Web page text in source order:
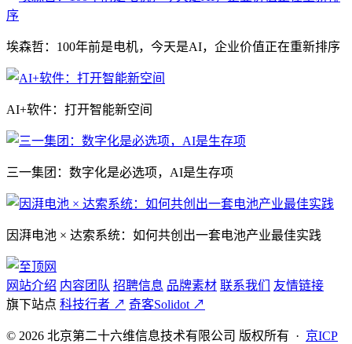
埃森哲：100年前是电机，今天是AI，企业价值正在重新排序
AI+软件：打开智能新空间
三一集团：数字化是必选项，AI是生存项
因湃电池 × 达索系统：如何共创出一套电池产业最佳实践
网站介绍 内容团队 招聘信息 品牌素材 联系我们
友情链接
旗下站点 科技行者 ↗ 奇客Solidot ↗
© 2026 北京第二十六维信息技术有限公司 版权所有 · 京ICP